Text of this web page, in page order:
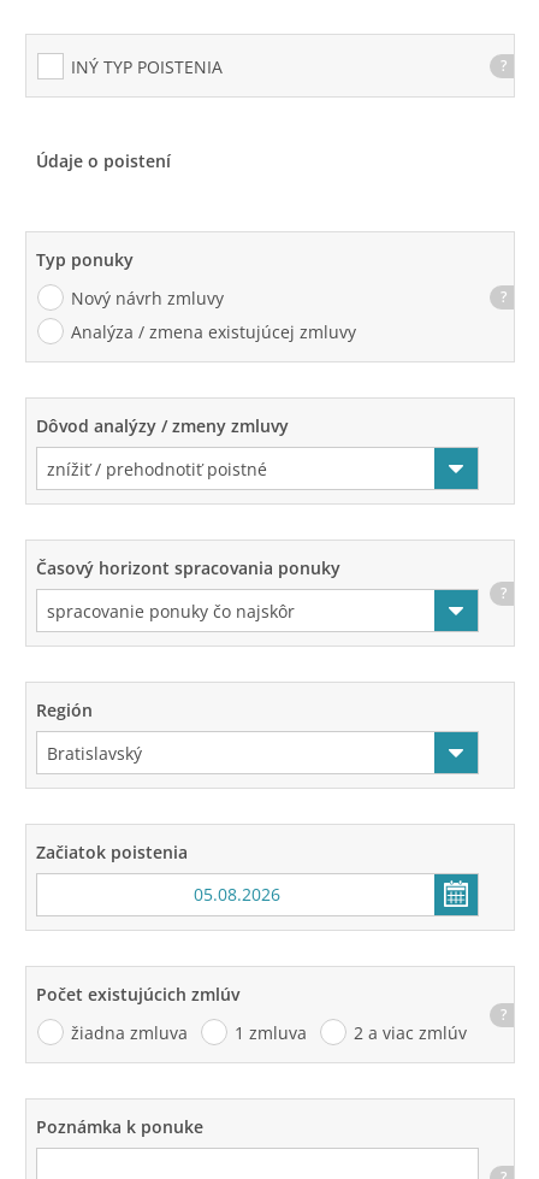
INÝ TYP POISTENIA ?
Údaje o poistení
Typ ponuky
Nový návrh zmluvy
Analýza / zmena existujúcej zmluvy
?
Dôvod analýzy / zmeny zmluvy
Časový horizont spracovania ponuky
?
Región
Začiatok poistenia
Počet existujúcich zmlúv
žiadna zmluva
1 zmluva 2 a viac zmlúv
?
Poznámka k ponuke